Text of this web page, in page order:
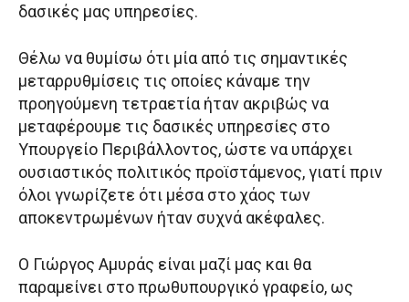
δασικές μας υπηρεσίες.
Θέλω να θυμίσω ότι μία από τις σημαντικές
μεταρρυθμίσεις τις οποίες κάναμε την
προηγούμενη τετραετία ήταν ακριβώς να
μεταφέρουμε τις δασικές υπηρεσίες στο
Υπουργείο Περιβάλλοντος, ώστε να υπάρχει
ουσιαστικός πολιτικός προϊστάμενος, γιατί πριν
όλοι γνωρίζετε ότι μέσα στο χάος των
αποκεντρωμένων ήταν συχνά ακέφαλες.
Ο Γιώργος Αμυράς είναι μαζί μας και θα
παραμείνει στο πρωθυπουργικό γραφείο, ως